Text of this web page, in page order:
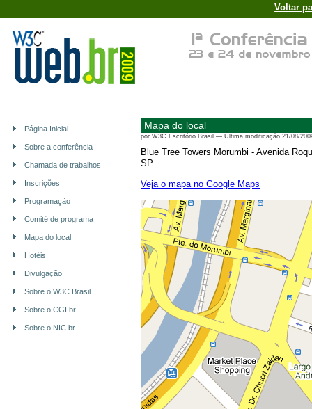
Voltar
Página Inicial
Sobre a conferência
Chamada de trabalhos
Inscrições
Programação
Comitê de programa
Mapa do local
Hotéis
Divulgação
Sobre o W3C Brasil
Sobre o CGI.br
Sobre o NIC.br
Mapa do local
por W3C Escritório Brasil — Última modificação 21/08/
Blue Tree Towers Morumbi - Avenida
SP
Veja o mapa no Google Maps